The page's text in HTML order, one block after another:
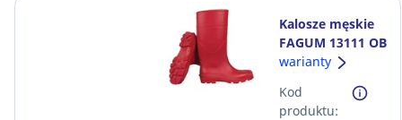
Kalosze męskie
FAGUM 13111 OB
FO, czerwone,
warianty
Kod
produktu: